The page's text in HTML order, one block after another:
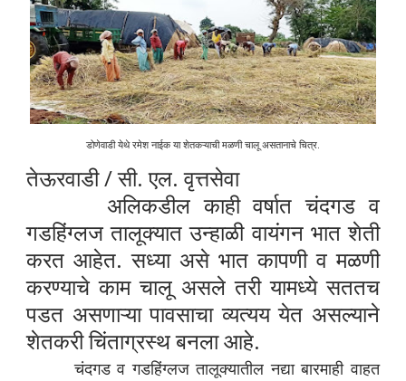
डोणेवाडी येथे रमेश नाईक या शेतकऱ्याची मळणी चालू असतानाचे चित्र.
तेऊरवाडी / सी. एल. वृत्तसेवा
अलिकडील काही वर्षात चंदगड व
गडहिंग्लज तालूक्यात उन्हाळी वायंगन भात शेती
करत आहेत. सध्या असे भात कापणी व मळणी
करण्याचे काम चालू असले तरी यामध्ये सततच
पडत असणाऱ्या पावसाचा व्यत्यय येत असल्याने
शेतकरी चिंताग्रस्थ बनला आहे.
चंदगड व गडहिंग्लज तालूक्यातील नद्या बारमाही वाहत